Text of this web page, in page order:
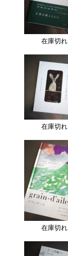
在庫切れ
在庫切れ
在庫切れ